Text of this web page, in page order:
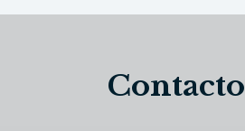
Contacto